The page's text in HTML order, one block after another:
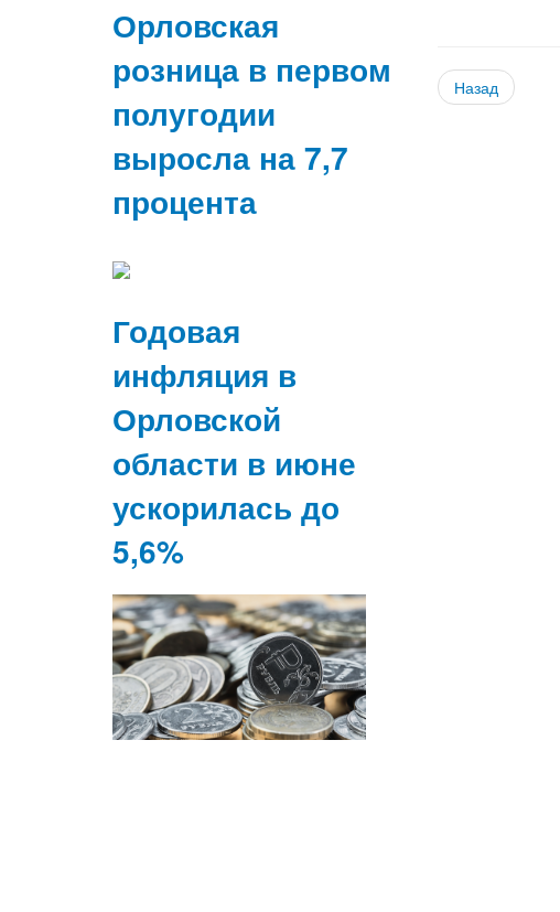
Назад
Орловская
розница в первом
полугодии
выросла на 7,7
процента
Годовая
инфляция в
Орловской
области в июне
ускорилась до
5,6%